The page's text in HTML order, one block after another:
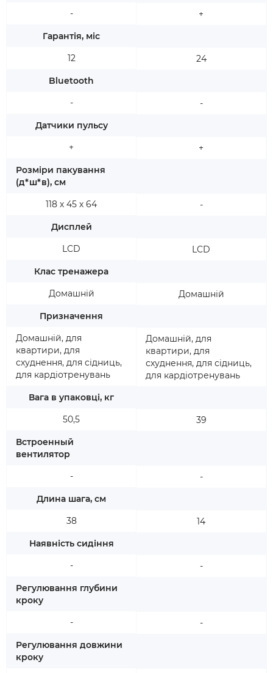
-
Гарантія, міс
12
Bluetooth
-
Датчики пульсу
+
Розміри пакування
(д*ш*в), см
118 х 45 х 64
Дисплей
LCD
Клас тренажера
Домашній
Призначення
Домашній, для
квартири, для
схуднення, для сідниць,
для кардіотренувань
Вага в упаковці, кг
50,5
Встроенный
вентилятор
-
Длина шага, см
38
Наявність сидіння
-
Регулювання глубини
кроку
-
Регулювання довжини
кроку
+
24
-
+
-
LCD
Домашній
Домашній, для
квартири, для
схуднення, для сідниць,
для кардіотренувань
39
-
14
-
-